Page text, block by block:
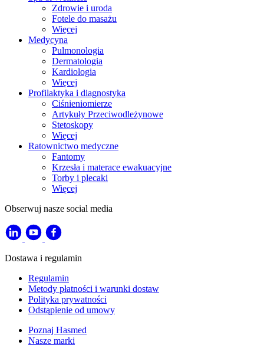
Zdrowie i uroda
Fotele do masażu
Więcej
Medycyna
Pulmonologia
Dermatologia
Kardiologia
Więcej
Profilaktyka i diagnostyka
Ciśnieniomierze
Artykuły Przeciwodleżynowe
Stetoskopy
Więcej
Ratownictwo medyczne
Fantomy
Krzesła i materace ewakuacyjne
Torby i plecaki
Więcej
Obserwuj nasze social media
Dostawa i regulamin
Regulamin
Metody płatności i warunki dostaw
Polityka prywatności
Odstąpienie od umowy
Poznaj Hasmed
Nasze marki